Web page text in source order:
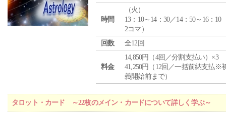
時間
（火 ）
13：10～14：30／14：50～16：10
2コマ）
回数
全12回
料金
14,850円（4回／分割支払い）×3
41,250円（12回／一括前納支払※
義開始前まで）
タロット・カード ～22枚のメイン・カードについて詳しく学ぶ～